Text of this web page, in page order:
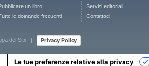
un libro
le domande frequenti
Servizi editoriali
Contattaci
del Sito Privacy Policy
Le tue preferenze relative alla privacy